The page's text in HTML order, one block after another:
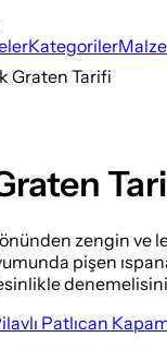
Kategoriler
Graten Tarifi
zengin ve
pişen
Patlıcan